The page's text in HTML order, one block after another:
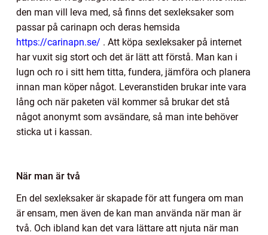
den man vill leva med, så finns det sexleksaker som
passar på carinapn och deras hemsida
https://carinapn.se/ . Att köpa sexleksaker på internet
har vuxit sig stort och det är lätt att förstå. Man kan i
lugn och ro i sitt hem titta, fundera, jämföra och planera
innan man köper något. Leveranstiden brukar inte vara
lång och när paketen väl kommer så brukar det stå
något anonymt som avsändare, så man inte behöver
sticka ut i kassan.
När man är två
En del sexleksaker är skapade för att fungera om man
är ensam, men även de kan man använda när man är
två. Och ibland kan det vara lättare att njuta när man